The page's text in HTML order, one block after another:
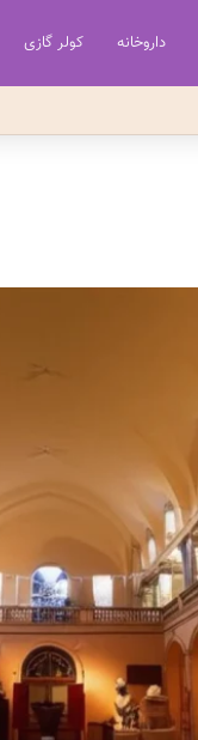
داروخانه کولر گازی